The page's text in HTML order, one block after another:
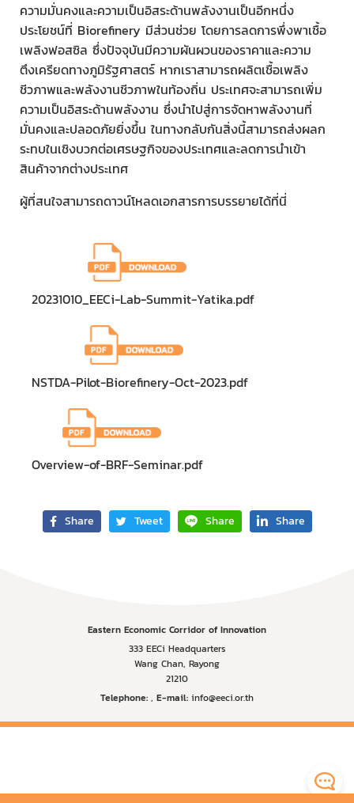
ความมั่นคงและความเป็นอิสระด้านพลังงานเป็นอีกหนึ่ง
ประโยชน์ที่ Biorefinery มีส่วนช่วย โดยการลดการพึ่งพาเชื้อ
เพลิงฟอสซิล ซึ่งปัจจุบันมีความผันผวนของราคาและความ
ตึงเครียดทางภูมิรัฐศาสตร์ หากเราสามารถผลิตเชื้อเพลิง
ชีวภาพและพลังงานชีวภาพในท้องถิ่น ประเทศจะสามารถเพิ่ม
ความเป็นอิสระด้านพลังงาน ซึ่งนําไปสู่การจัดหาพลังงานที่
มั่นคงและปลอดภัยยิ่งขึ้น ในทางกลับกันสิ่งนี้สามารถส่งผลก
ระทบในเชิงบวกต่อเศรษฐกิจของประเทศและลดการนำเข้า
สินค้าจากต่างประเทศ
ผู้ที่สนใจสามารถดาวน์โหลดเอกสารการบรรยายได้ที่นี่
20231010_EECi-Lab-Summit-Yatika.pdf
NSTDA-Pilot-Biorefinery-Oct-2023.pdf
Overview-of-BRF-Seminar.pdf
Share Tweet Share Share
Eastern Economic Corridor of Innovation
333 EECi Headquarters
Wang Chan, Rayong
21210
Telephone: , E-mail: info@eeci.or.th